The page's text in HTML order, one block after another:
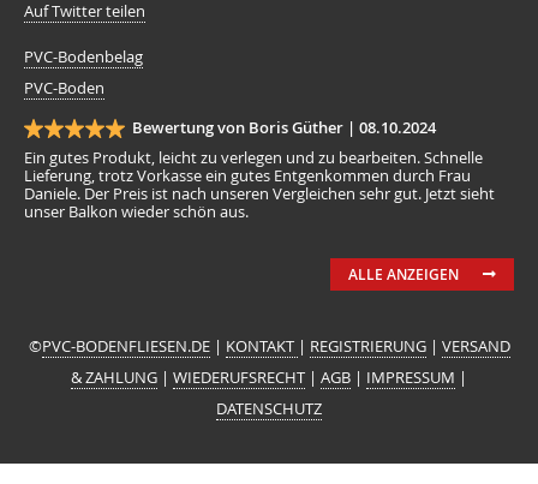
Auf Twitter teilen
PVC-Bodenbelag
PVC-Boden
Bewertung von Boris Güther | 08.10.2024
Ein gutes Produkt, leicht zu verlegen und zu bearbeiten. Schnelle
Lieferung, trotz Vorkasse ein gutes Entgenkommen durch Frau
Daniele. Der Preis ist nach unseren Vergleichen sehr gut. Jetzt sieht
unser Balkon wieder schön aus.
ALLE ANZEIGEN
©PVC-BODENFLIESEN.DE| KONTAKT | REGISTRIERUNG| VERSAND
& ZAHLUNG | WIEDERUFSRECHT | AGB | IMPRESSUM |
DATENSCHUTZ